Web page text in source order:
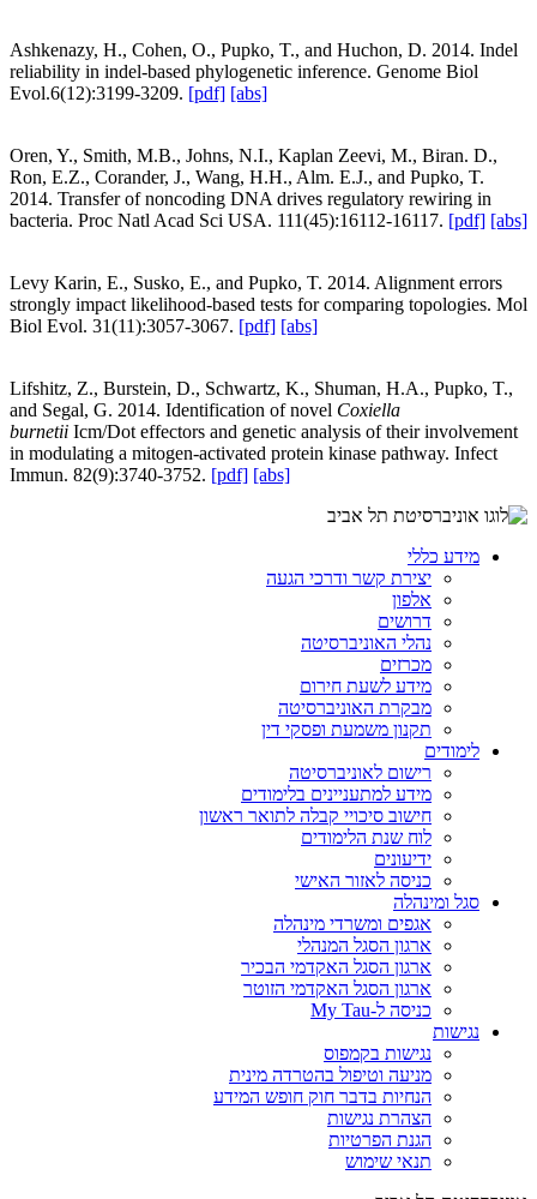
Ashkenazy, H., Cohen, O., Pupko, T., and Huchon, D. 2014. Indel
reliability in indel-based phylogenetic inference. Genome Biol
Evol.6(12):3199-3209. [pdf] [abs]
Oren, Y., Smith, M.B., Johns, N.I., Kaplan Zeevi, M., Biran. D.,
Ron, E.Z., Corander, J., Wang, H.H., Alm. E.J., and Pupko, T.
2014. Transfer of noncoding DNA drives regulatory rewiring in
bacteria. Proc Natl Acad Sci USA. 111(45):16112-16117. [pdf] [abs]
Levy Karin, E., Susko, E., and Pupko, T. 2014. Alignment errors
strongly impact likelihood-based tests for comparing topologies. Mol
Biol Evol. 31(11):3057-3067. [pdf] [abs]
Lifshitz, Z., Burstein, D., Schwartz, K., Shuman, H.A., Pupko, T.,
and Segal, G. 2014. Identification of novel Coxiella
burnetii Icm/Dot effectors and genetic analysis of their involvement
in modulating a mitogen-activated protein kinase pathway. Infect
Immun. 82(9):3740-3752. [pdf] [abs]
מידע כללי
יצירת קשר ודרכי הגעה
אלפון
דרושים
נהלי האוניברסיטה
מכרזים
מידע לשעת חירום
מבקרת האוניברסיטה
תקנון משמעת ופסקי דין
לימודים
רישום לאוניברסיטה
מידע למתעניינים בלימודים
חישוב סיכויי קבלה לתואר ראשון
לוח שנת הלימודים
ידיעונים
כניסה לאזור האישי
סגל ומינהלה
אגפים ומשרדי מינהלה
ארגון הסגל המנהלי
ארגון הסגל האקדמי הבכיר
ארגון הסגל האקדמי הזוטר
כניסה ל-My Tau
נגישות
נגישות בקמפוס
מניעה וטיפול בהטרדה מינית
הנחיות בדבר חוק חופש המידע
הצהרת נגישות
הגנת הפרטיות
תנאי שימוש